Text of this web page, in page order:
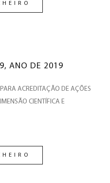
ANO DE 2019
ACREDITAÇÃO DE AÇÕES
CIENTÍFICA E